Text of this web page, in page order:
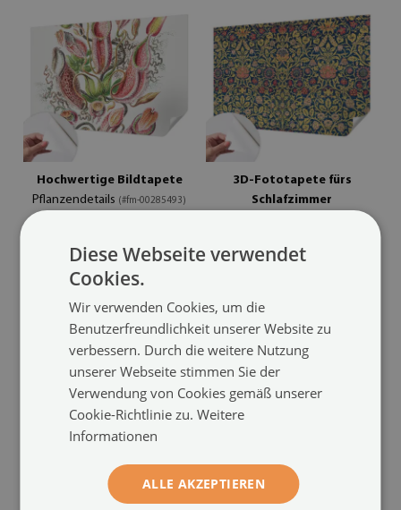
Hochwertige Bildtapete
Pflanzendetails (#fm-00285493)
3D-Fototapete fürs
Schlafzimmer
Größe von:
Fototapete in 3D-Optik
Vintage tapete
Diese Webseite verwendet
Cookies.
Wir verwenden Cookies, um die
Benutzerfreundlichkeit unserer Website zu
verbessern. Durch die weitere Nutzung
unserer Webseite stimmen Sie der
Verwendung von Cookies gemäß unserer
Cookie-Richtlinie zu.Weitere
Informationen
ALLE AKZEPTIEREN